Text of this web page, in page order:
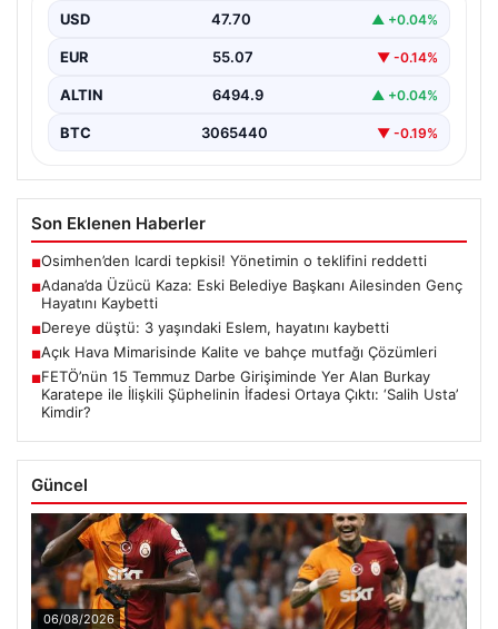
Adana'nın Pozantı ilçesinde meydana gelen korkutucu
Olayda,…
USD 47.70 ▲ +0.04%
EUR 55.07 ▼ -0.14%
ALTIN 6494.9 ▲ +0.04%
BTC 3065440 ▼ -0.19%
Son Eklenen Haberler
■Osimhen’den Icardi tepkisi! Yönetimin o teklifini reddetti
■Adana’da Üzücü Kaza: Eski Belediye Başkanı Ailesinden Genç
Hayatını Kaybetti
■Dereye düştü: 3 yaşındaki Eslem, hayatını kaybetti
■Açık Hava Mimarisinde Kalite ve bahçe mutfağı Çözümleri
■FETÖ’nün 15 Temmuz Darbe Girişiminde Yer Alan Burkay
Karatepe ile İlişkili Şüphelinin İfadesi Ortaya Çıktı: ‘Salih Usta’
Kimdir?
Güncel
06/08/2026